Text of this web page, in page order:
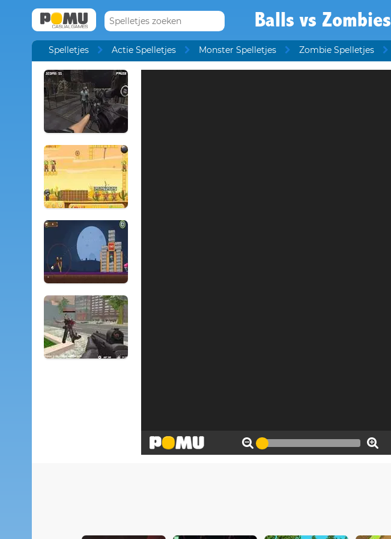
Balls vs Zombies
Spelletjes Actie Spelletjes Monster Spelletjes Zombie Spelletjes